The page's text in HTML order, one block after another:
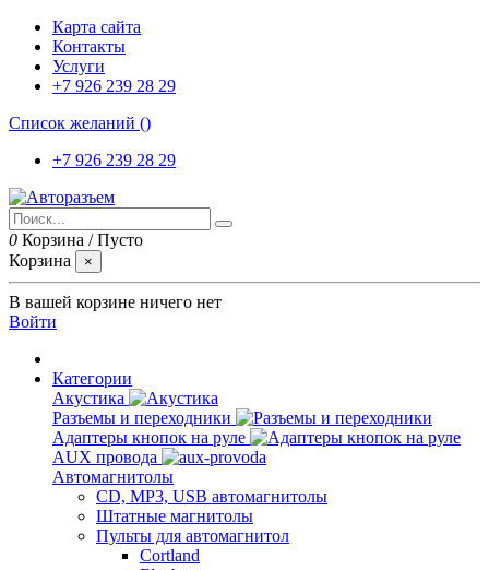
Карта сайта
Контакты
Услуги
+7 926 239 28 29
Список желаний ()
+7 926 239 28 29
0 Корзина /Пусто
Корзина
×
В вашей корзине ничего нет
Войти
Категории
Акустика
Разъемы и переходники
Адаптеры кнопок на руле
AUX провода
Автомагнитолы
CD, MP3, USB автомагнитолы
Штатные магнитолы
Пульты для автомагнитол
Cortland